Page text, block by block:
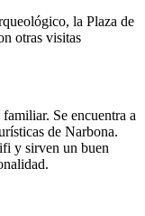
la Plaza de
otras visitas
Se encuentra a
de Narbona.
y sirven un buen